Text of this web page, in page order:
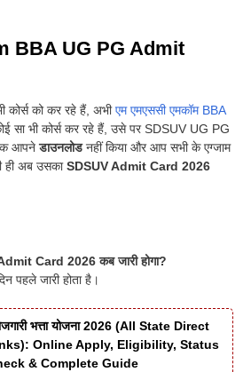
BBA UG PG Admit
कोर्स को कर रहे हैं, अभीएम एमएससी एमकॉम BBA
सा भी कोर्स कर रहे हैं, उसे पर SDSUV UG PG
आपनेडाउनलोडनहीं किया और आप सभी के एग्जाम
ही अब उसकाSDSUV Admit Card 2026
Card 2026 कब जारी होगा?
पहले जारी होता है।
भत्ता योजना 2026 (All State Direct
Online Apply, Eligibility, Status
& Complete Guide